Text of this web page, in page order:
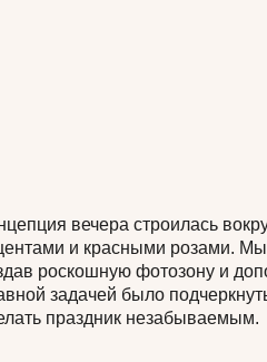
вечера строилась
и красными розами.
роскошную фотозону и
задачей было
праздник незабываемым.